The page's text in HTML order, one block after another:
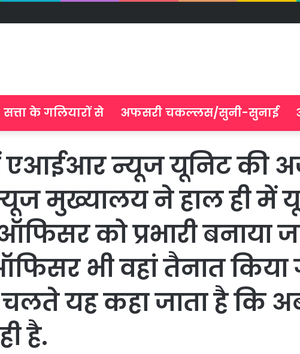
सत्ता के गलियारों से अफसरी चकल्लस/सुनी-सुनाई
न्यूज यूनिट की
मुख्यालय ने हाल ही में
को प्रभारी बनाया
भी वहां तैनात किया
यह कहा जाता है कि
है.